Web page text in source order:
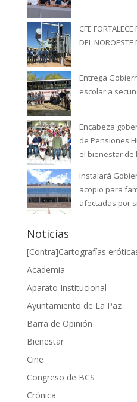
CFE
DEL NOROESTE
Entrega
escolar a
Encabeza
de Pensiones
el bienestar
Instalará
acopio para
afectadas por
Noticias
[Contra]Cartografías
Academia
Aparato Institucional
Ayuntamiento de La Paz
Barra de Opinión
Bienestar
Cine
Congreso de BCS
Crónica